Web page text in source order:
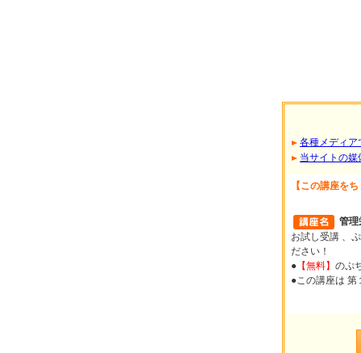
各種メディア
当サイトの媒
【この講座を
管理
お試し受講 、
ださい！
● 【無料】 のぷ
●この講座は 第